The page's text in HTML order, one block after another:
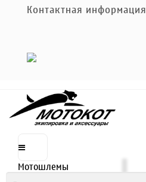
Контактная информация
Мотошлемы